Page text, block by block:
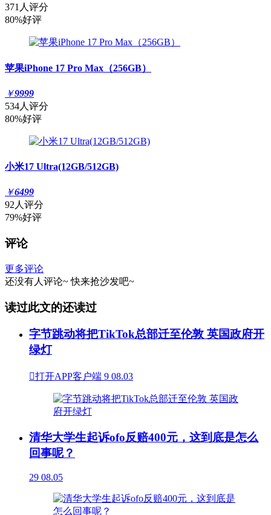
371人评分
80%好评
苹果iPhone 17 Pro Max（256GB）
￥9999
534人评分
80%好评
小米17 Ultra(12GB/512GB)
￥6499
92人评分
79%好评
评论
更多评论
还没有人评论~ 快来抢沙发吧~
读过此文的还读过
字节跳动将把TikTok总部迁至伦敦 英国政府开
绿灯
打开APP客户端 9 08.03
清华大学生起诉ofo反赔400元，这到底是怎么
回事呢？
29 08.05